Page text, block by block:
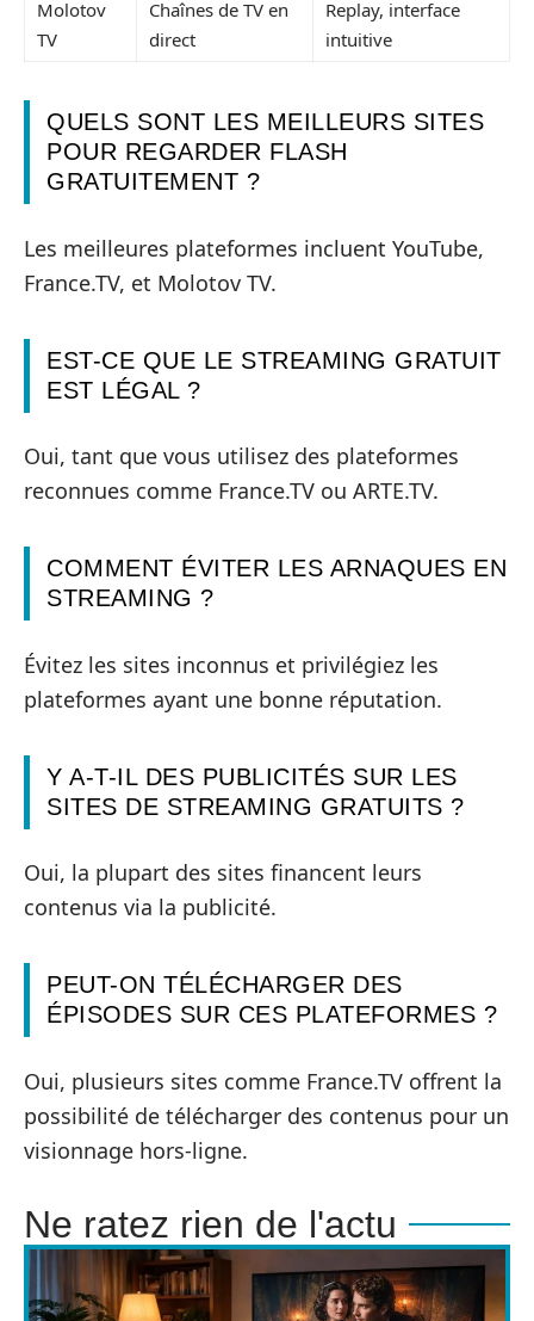
Molotov
TV
Chaînes de TV en
direct
Replay, interface
intuitive
QUELS SONT LES MEILLEURS SITES
POUR REGARDER FLASH
GRATUITEMENT ?
Les meilleures plateformes incluent YouTube,
France.TV, et Molotov TV.
EST-CE QUE LE STREAMING GRATUIT
EST LÉGAL ?
Oui, tant que vous utilisez des plateformes
reconnues comme France.TV ou ARTE.TV.
COMMENT ÉVITER LES ARNAQUES EN
STREAMING ?
Évitez les sites inconnus et privilégiez les
plateformes ayant une bonne réputation.
Y A-T-IL DES PUBLICITÉS SUR LES
SITES DE STREAMING GRATUITS ?
Oui, la plupart des sites financent leurs
contenus via la publicité.
PEUT-ON TÉLÉCHARGER DES
ÉPISODES SUR CES PLATEFORMES ?
Oui, plusieurs sites comme France.TV offrent la
possibilité de télécharger des contenus pour un
visionnage hors-ligne.
Ne ratez rien de l'actu